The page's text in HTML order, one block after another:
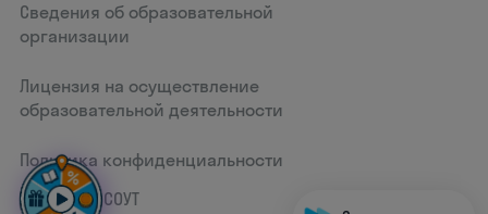
Сведения об образовательной
организации
Лицензия на осуществление
образовательной деятельности
Политика конфиденциальности
Документ СОУТ